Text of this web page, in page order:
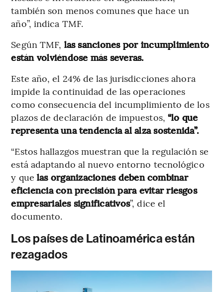
también son menos comunes que hace un
año”, indica TMF.
Según TMF, las sanciones por incumplimiento
están volviéndose más severas.
Este año, el 24% de las jurisdicciones ahora
impide la continuidad de las operaciones
como consecuencia del incumplimiento de los
plazos de declaración de impuestos, “lo que
representa una tendencia al alza sostenida”.
“Estos hallazgos muestran que la regulación se
está adaptando al nuevo entorno tecnológico
y que las organizaciones deben combinar
eficiencia con precisión para evitar riesgos
empresariales significativos”, dice el
documento.
Los países de Latinoamérica están
rezagados